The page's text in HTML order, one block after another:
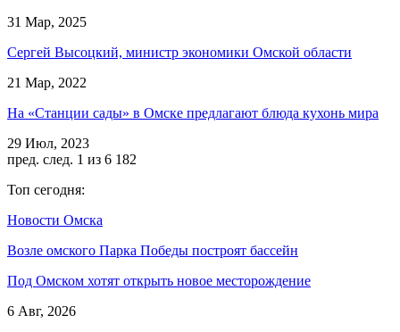
31 Мар, 2025
Сергей Высоцкий, министр экономики Омской области
21 Мар, 2022
На «Станции сады» в Омске предлагают блюда кухонь мира
29 Июл, 2023
пред. след. 1 из 6 182
Топ сегодня:
Новости Омска
Возле омского Парка Победы построят бассейн
Под Омском хотят открыть новое месторождение
6 Авг, 2026